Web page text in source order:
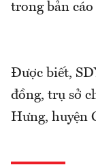
trong bản
Được biết,
đồng, trụ sở
Hưng, huyện